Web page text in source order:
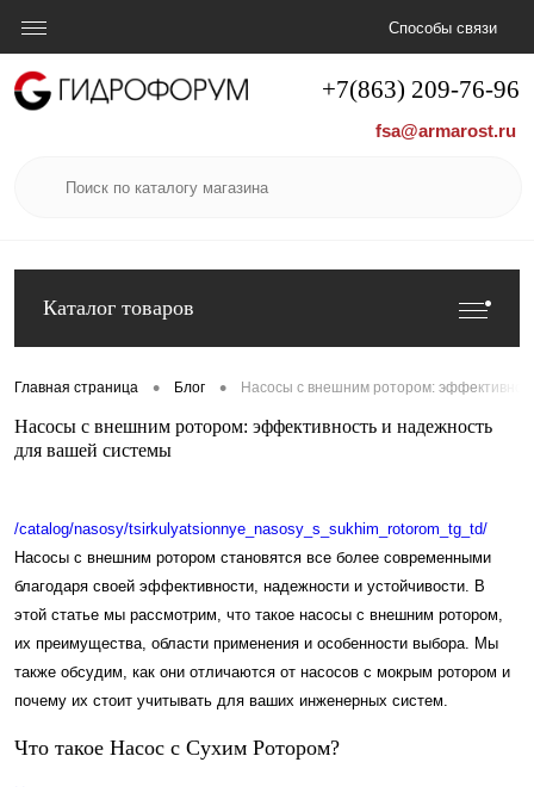
+7(863) 209-76-96
fsa@armarost.ru
Способы связи
Каталог товаров
Главная страница • Блог • Насосы c внешним ротором:
Насосы c внешним ротором: эффективность и надежность
для вашей системы
/catalog/nasosy/tsirkulyatsionnye_nasosy_s_sukhim_rotorom_tg_td/
Насосы с внешним ротором становятся все более современными
благодаря своей эффективности, надежности и устойчивости. В
этой статье мы рассмотрим, что такое насосы с внешним ротором,
их преимущества, области применения и особенности выбора. Мы
также обсудим, как они отличаются от насосов с мокрым ротором и
почему их стоит учитывать для ваших инженерных систем.
Что такое Насос с Сухим Ротором?